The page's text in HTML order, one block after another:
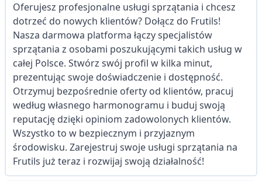
Oferujesz profesjonalne usługi sprzątania i chcesz
dotrzeć do nowych klientów? Dołącz do Frutils!
Nasza darmowa platforma łączy specjalistów
sprzątania z osobami poszukującymi takich usług w
całej Polsce. Stwórz swój profil w kilka minut,
prezentując swoje doświadczenie i dostępność.
Otrzymuj bezpośrednie oferty od klientów, pracuj
według własnego harmonogramu i buduj swoją
reputację dzięki opiniom zadowolonych klientów.
Wszystko to w bezpiecznym i przyjaznym
środowisku. Zarejestruj swoje usługi sprzątania na
Frutils już teraz i rozwijaj swoją działalność!